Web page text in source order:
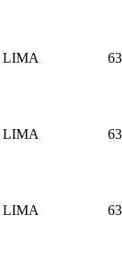
LIMA
LIMA
LIMA